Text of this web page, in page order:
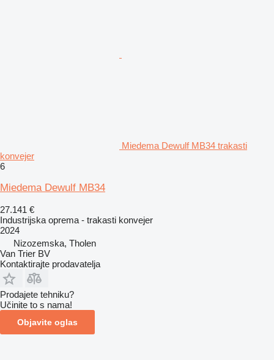
Miedema Dewulf MB34 trakasti
konvejer
6
Miedema Dewulf MB34
27.141 €
Industrijska oprema - trakasti konvejer
2024
Nizozemska, Tholen
Van Trier BV
Kontaktirajte prodavatelja
Prodajete tehniku?
Učinite to s nama!
Objavite oglas